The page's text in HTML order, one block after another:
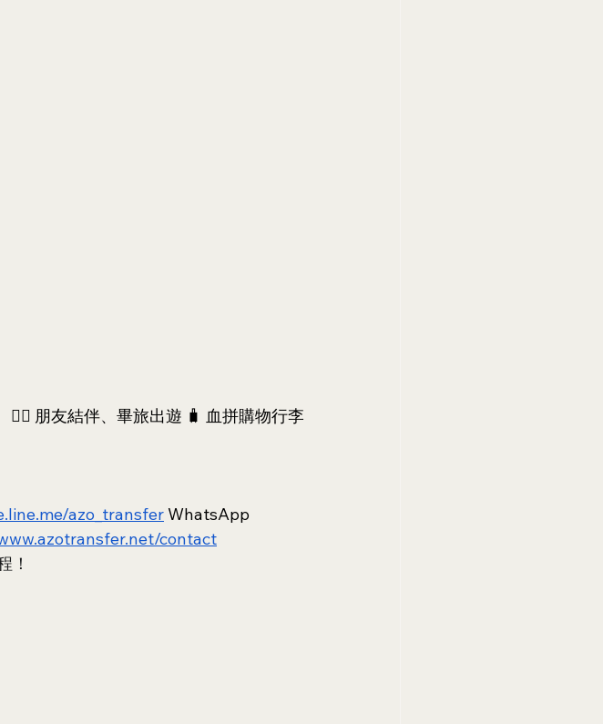
朋友結伴、畢旅出遊 🧳 血拼購物行李
azo_transfer WhatsApp
contact
！